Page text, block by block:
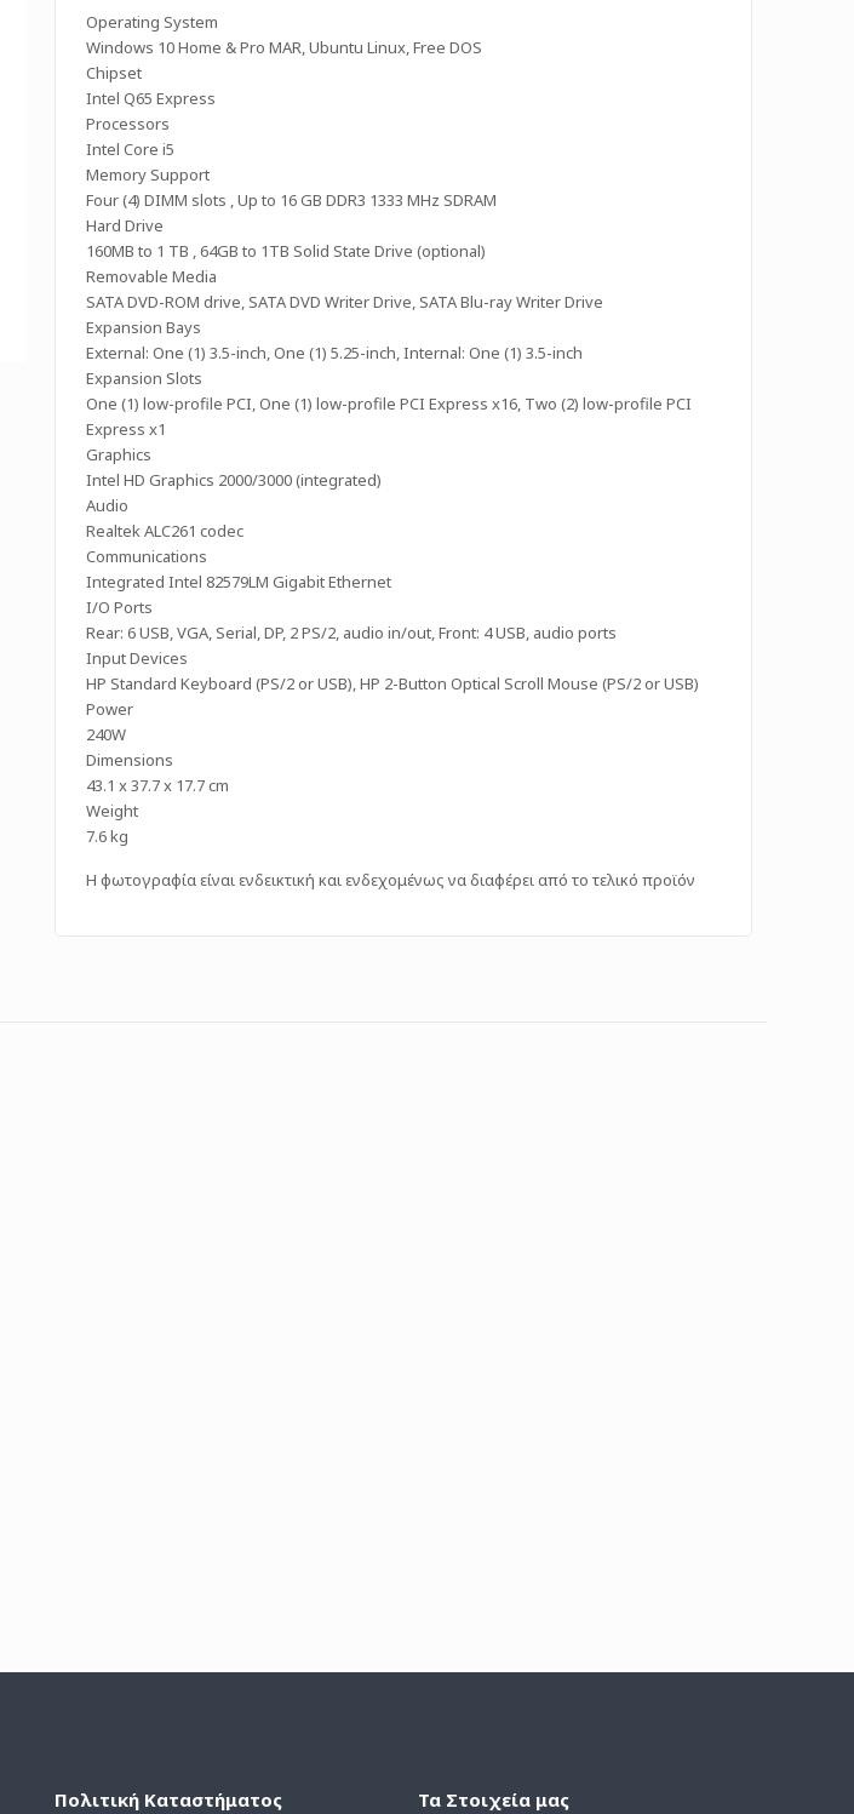
Operating System
Windows 10 Home & Pro MAR, Ubuntu Linux, Free DOS
Chipset
Intel Q65 Express
Processors
Intel Core i5
Memory Support
Four (4) DIMM slots , Up to 16 GB DDR3 1333 MHz SDRAM
Hard Drive
160MB to 1 TB , 64GB to 1TB Solid State Drive (optional)
Removable Media
SATA DVD-ROM drive, SATA DVD Writer Drive, SATA Blu-ray Writer Drive
Expansion Bays
External: One (1) 3.5-inch, One (1) 5.25-inch, Internal: One (1) 3.5-inch
Expansion Slots
One (1) low-profile PCI, One (1) low-profile PCI Express x16, Two (2) low-profile PCI
Express x1
Graphics
Intel HD Graphics 2000/3000 (integrated)
Audio
Realtek ALC261 codec
Communications
Integrated Intel 82579LM Gigabit Ethernet
I/O Ports
Rear: 6 USB, VGA, Serial, DP, 2 PS/2, audio in/out, Front: 4 USB, audio ports
Input Devices
HP Standard Keyboard (PS/2 or USB), HP 2-Button Optical Scroll Mouse (PS/2 or USB)
Power
240W
Dimensions
43.1 x 37.7 x 17.7 cm
Weight
7.6 kg
Η φωτογραφία είναι ενδεικτική και ενδεχομένως να διαφέρει από το τελικό προϊόν
Πολιτική Καταστήματος Τα Στοιχεία μας